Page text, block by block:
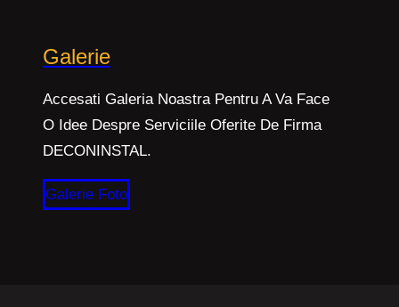
Galerie
Accesati Galeria Noastra Pentru A Va Face
O Idee Despre Serviciile Oferite De Firma
DECONINSTAL.
Galerie Foto